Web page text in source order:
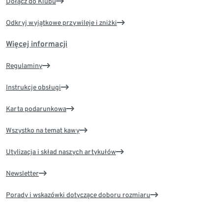
Odkryj wyjątkowe przywileje i zniżki
Więcej informacji
Regulaminy
Instrukcje obsługi
Karta podarunkowa
Wszystko na temat kawy
Utylizacja i skład naszych artykułów
Newsletter
Porady i wskazówki dotyczące doboru rozmiaru